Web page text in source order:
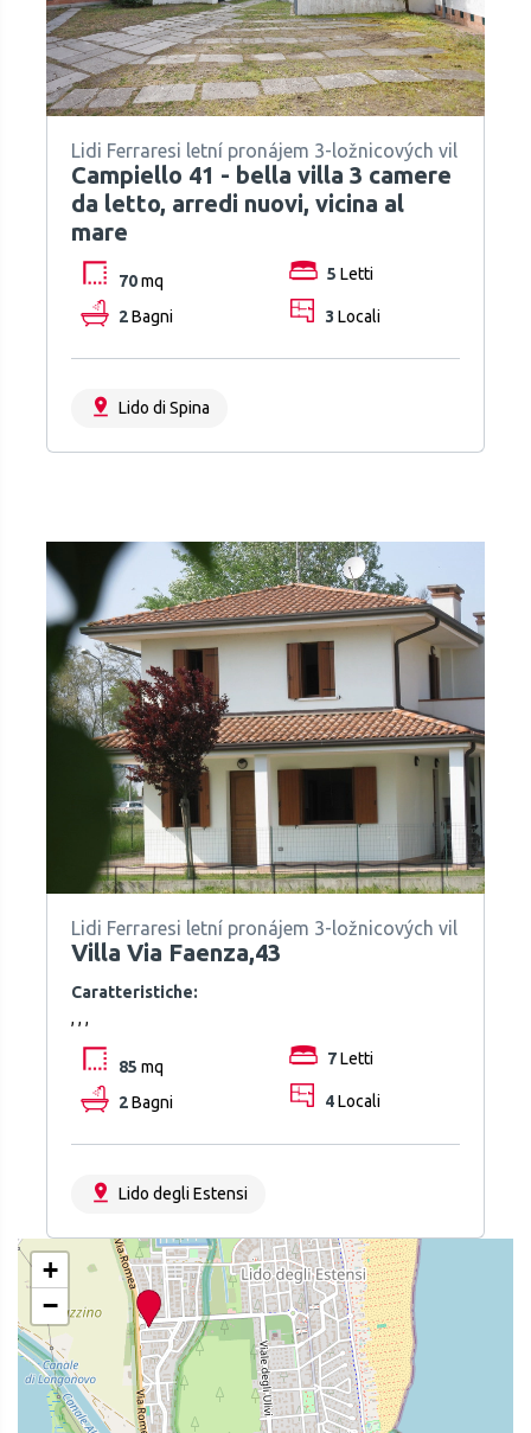
Lidi Ferraresi letní pronájem 3-ložnicových vil
Campiello 41 - bella villa 3 camere
da letto, arredi nuovi, vicina al
mare
70mq
2Bagni
5 Letti
3 Locali
Lido di Spina
Lidi Ferraresi letní pronájem 3-ložnicových vil
Villa Via Faenza,43
Caratteristiche:
, , ,
85 mq
2Bagni
7Letti
4Locali
Lido degli Estensi
+
−